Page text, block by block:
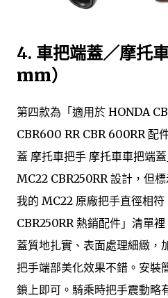
4. 車把端蓋／摩托
mm）
第四款為「適用於 HONDA
CBR600 RR CBR 600RR 配
蓋 摩托車把手 摩托車車把端
MC22 CBR250RR 設計，但
我的 MC22 原廠把手直徑相
CBR250RR 熱銷配件」清單
蓋質地扎實、表面處理細緻，
把手端部美化效果不錯。安
鎖上即可。騎乘時把手震動略